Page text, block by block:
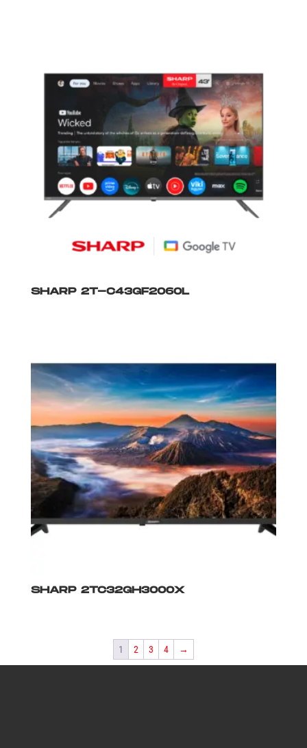
SHARP 2T-C43GF2060L
SHARP 2TC32GH3000X
1 2 3 4 →